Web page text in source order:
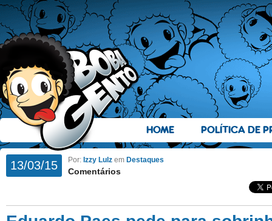
HOME POLÍTICA DE
13/03/15 Por: Izzy Lulz em Destaques
Comentários